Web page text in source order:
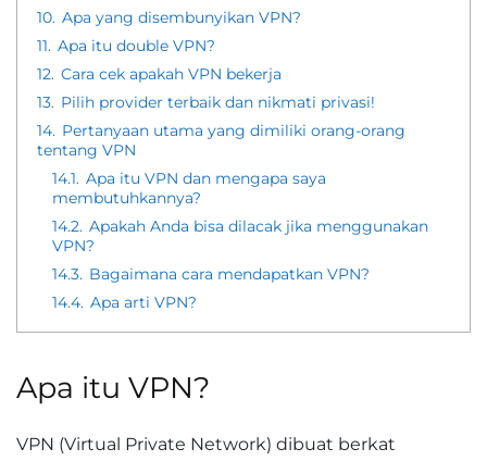
10. Apa yang disembunyikan VPN?
11. Apa itu double VPN?
12. Cara cek apakah VPN bekerja
13. Pilih provider terbaik dan nikmati privasi!
14. Pertanyaan utama yang dimiliki orang-orang
tentang VPN
14.1. Apa itu VPN dan mengapa saya
membutuhkannya?
14.2. Apakah Anda bisa dilacak jika menggunakan
VPN?
14.3. Bagaimana cara mendapatkan VPN?
14.4. Apa arti VPN?
Apa itu VPN?
VPN (Virtual Private Network) dibuat berkat